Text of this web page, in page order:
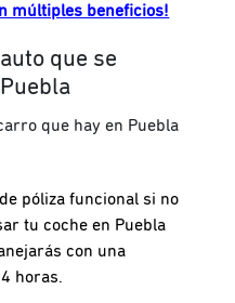
múltiples beneficios!
que se
que hay en Puebla
póliza funcional si no
tu coche en Puebla
con una
horas.